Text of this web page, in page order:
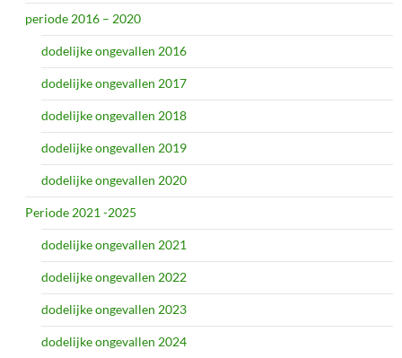
periode 2016 – 2020
dodelijke ongevallen 2016
dodelijke ongevallen 2017
dodelijke ongevallen 2018
dodelijke ongevallen 2019
dodelijke ongevallen 2020
Periode 2021 -2025
dodelijke ongevallen 2021
dodelijke ongevallen 2022
dodelijke ongevallen 2023
dodelijke ongevallen 2024